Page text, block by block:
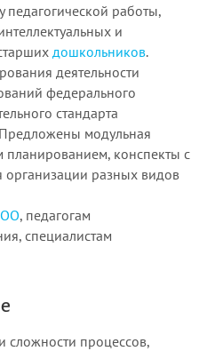
педагогической работы,
и
дошкольников.
деятельности
федерального
стандарта
модульная
конспекты с
разных видов
, педагогам
специалистам
сложности процессов,